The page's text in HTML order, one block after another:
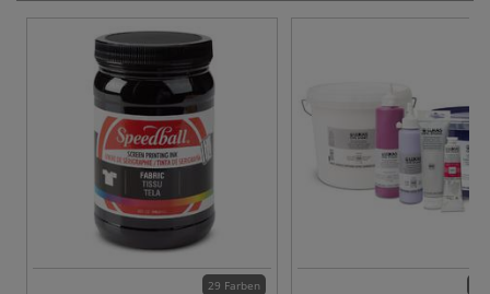
29 Farben